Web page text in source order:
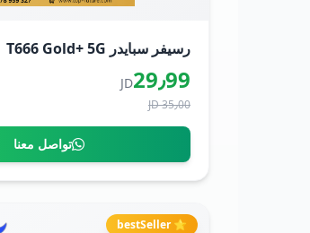
رسيفر سبايدر T666 Gold+ 5G
29٫99JD
35٫00 JD
تواصل معنا
⭐ bestSeller